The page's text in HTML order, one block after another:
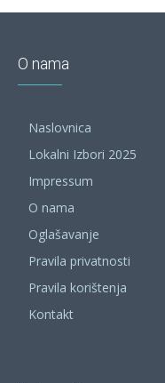
O nama
Naslovnica
Lokalni Izbori 2025
Impressum
O nama
Oglašavanje
Pravila privatnosti
Pravila korištenja
Kontakt